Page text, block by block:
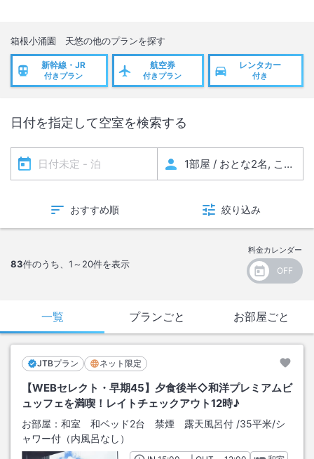
箱根小涌園 天悠の他のプランを探す
新幹線・JR
付きプラン
航空券
付きプラン
レンタカー
付き
日付を指定して空室を検索する
おすすめ順 絞り込み
83件のうち、 1～20件を表示
料金カレンダー
一覧 プランごと お部屋ごと
JTBプラン ネット限定
【WEBセレクト・早期45】夕食後半◇和洋プレミアムビ
ュッフェを満喫！レイトチェックアウト12時♪
お部屋： 和室 和ベッド2台 禁煙 露天風呂付 /35平米/シ
ャワー付（内風呂なし）